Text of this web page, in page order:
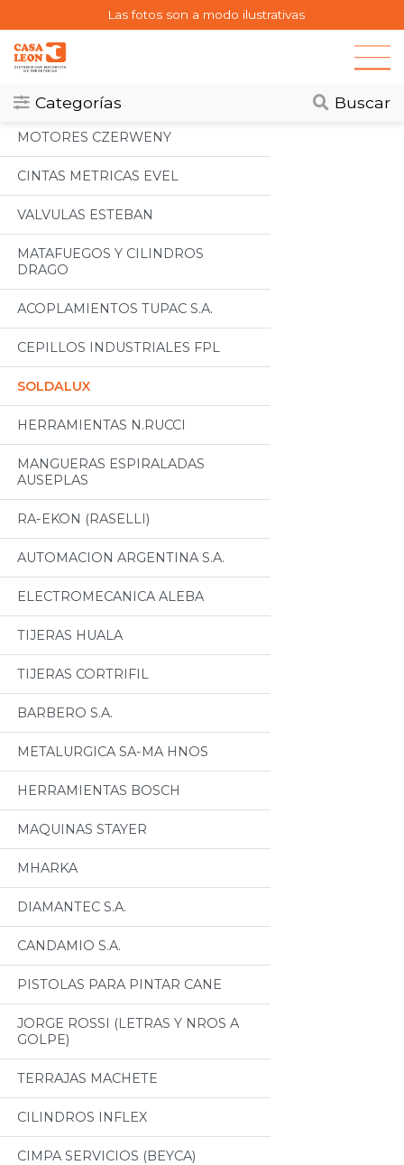
Las fotos son a modo ilustrativas
Categorías Buscar
Categorias
Todos
MOTORES CZERWENY
CINTAS METRICAS EVEL
VALVULAS ESTEBAN
MATAFUEGOS Y CILINDROS
DRAGO
ACOPLAMIENTOS TUPAC S.A.
CEPILLOS INDUSTRIALES FPL
SOLDALUX
HERRAMIENTAS N.RUCCI
MANGUERAS ESPIRALADAS
AUSEPLAS
RA-EKON (RASELLI)
AUTOMACION ARGENTINA S.A.
ELECTROMECANICA ALEBA
TIJERAS HUALA
TIJERAS CORTRIFIL
BARBERO S.A.
METALURGICA SA-MA HNOS
HERRAMIENTAS BOSCH
MAQUINAS STAYER
MHARKA
DIAMANTEC S.A.
CANDAMIO S.A.
PISTOLAS PARA PINTAR CANE
JORGE ROSSI (LETRAS Y NROS A
GOLPE)
TERRAJAS MACHETE
CILINDROS INFLEX
CIMPA SERVICIOS (BEYCA)